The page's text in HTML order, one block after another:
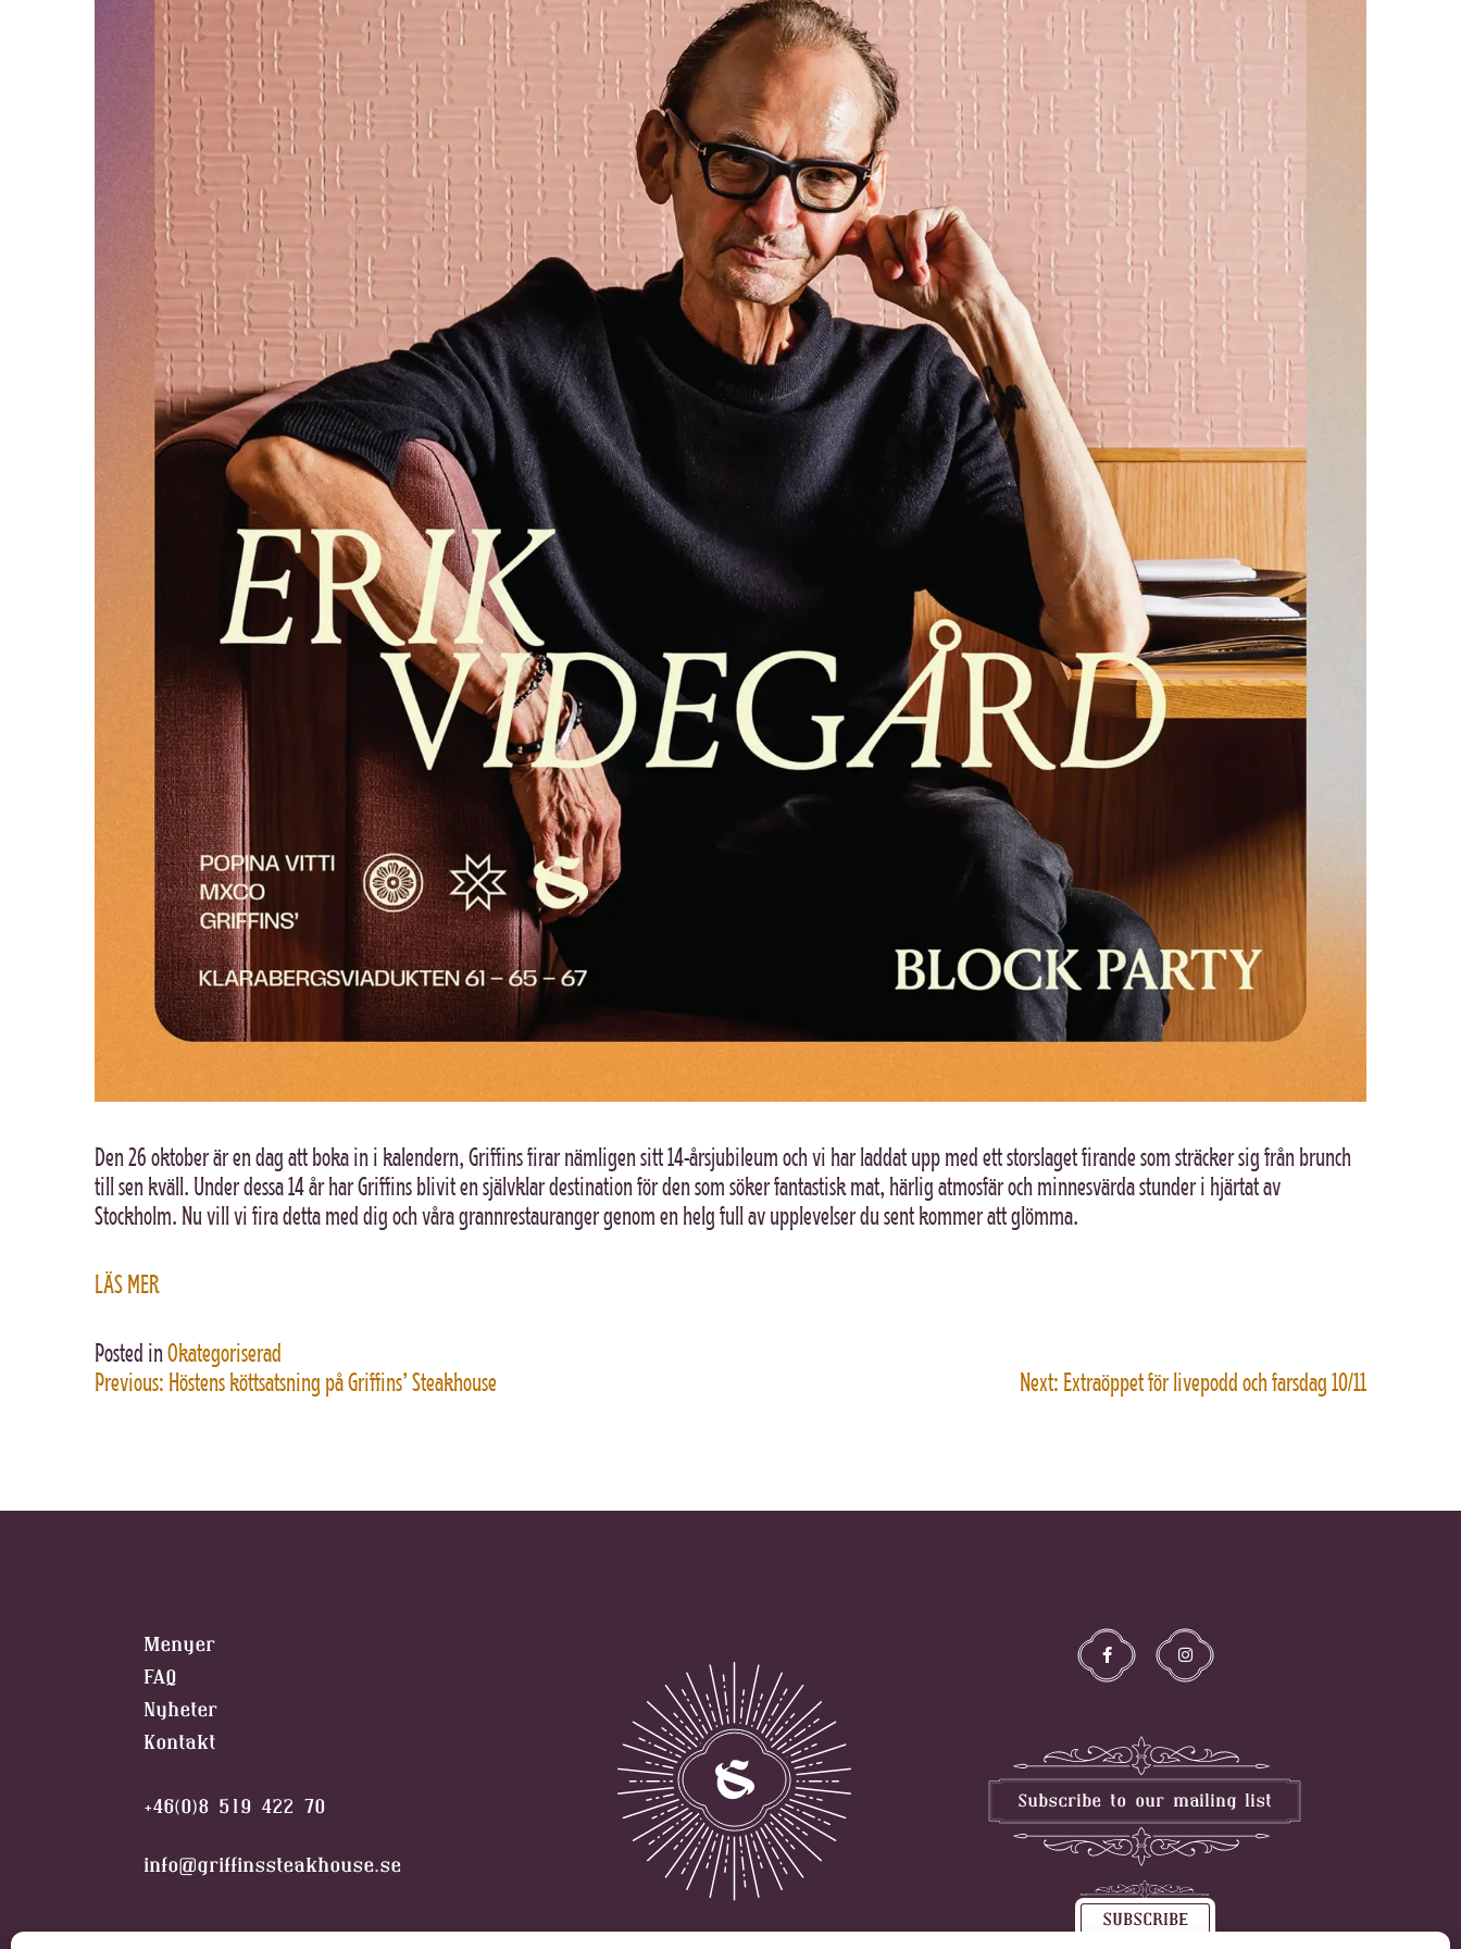
Den 26 oktober är en dag att boka in i kalendern, Griffins firar nämligen sitt 14-årsjubileum och vi har laddat upp med ett storslaget firande som sträcker sig från brunch
till sen kväll. Under dessa 14 år har Griffins blivit en självklar destination för den som söker fantastisk mat, härlig atmosfär och minnesvärda stunder i hjärtat av
Stockholm. Nu vill vi fira detta med dig och våra grannrestauranger genom en helg full av upplevelser du sent kommer att glömma.
LÄS MER
Posted inOkategoriserad
INLÄGGSNAVIGERING
Previous:Höstens köttsatsning på Griffins’ Steakhouse Next:Extraöppet för livepodd och farsdag 10/11
Menyer
FAQ
Nyheter
Kontakt
+46(0)8 519 422 70
info@griffinssteakhouse.se